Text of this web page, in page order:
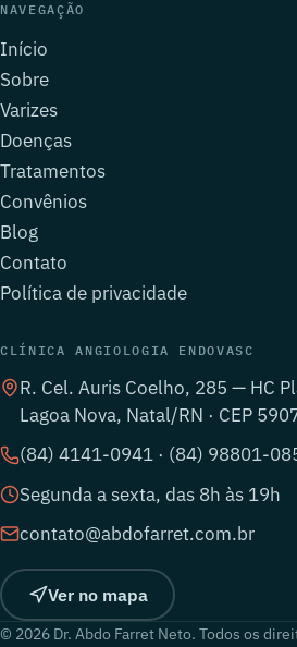
NAVEGAÇÃO
Início
Sobre
Varizes
Doenças
Tratamentos
Convênios
Blog
Contato
Política de privacidade
CLÍNICA ANGIOLOGIA ENDOVASC
R. Cel. Auris Coelho, 285 — HC
Lagoa Nova, Natal/RN · CEP
(84) 4141-0941 · (84) 98801-
Segunda a sexta, das 8h às 19h
contato@abdofarret.com.br
Ver no mapa
© 2026 Dr. Abdo Farret Neto. Todos os